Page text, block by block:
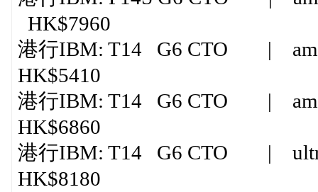
HK$7960
港行IBM: T14 G6 CTO |
HK$5410
港行IBM: T14 G6 CTO |
HK$6860
港行IBM: T14 G6 CTO |
HK$8180